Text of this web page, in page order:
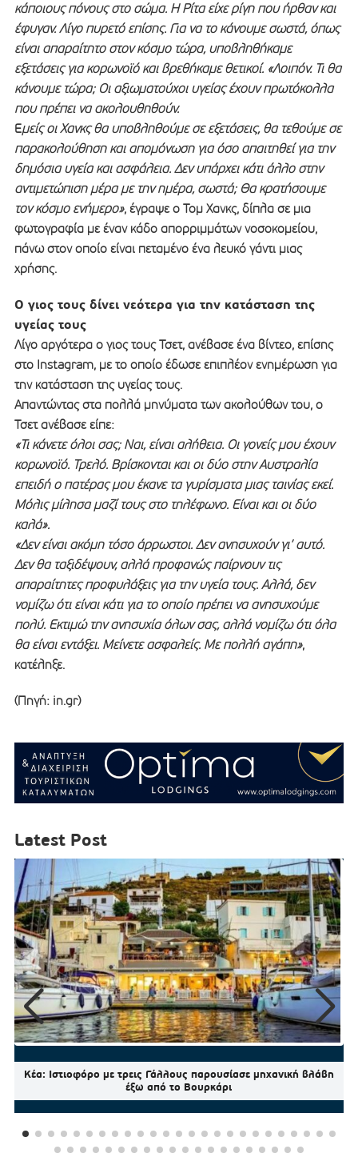
κάποιους πόνους στο σώμα. Η Ρίτα είχε ρίγη που ήρθαν και
έφυγαν. Λίγο πυρετό επίσης. Για να το κάνουμε σωστά, όπως
είναι απαραίτητο στον κόσμο τώρα, υποβληθήκαμε
εξετάσεις για κορωνοϊό και βρεθήκαμε θετικοί. «Λοιπόν. Τι θα
κάνουμε τώρα; Οι αξιωματούχοι υγείας έχουν πρωτόκολλα
που πρέπει να ακολουθηθούν.
Εμείς οι Χανκς θα υποβληθούμε σε εξετάσεις, θα τεθούμε σε
παρακολούθηση και απομόνωση για όσο απαιτηθεί για την
δημόσια υγεία και ασφάλεια. Δεν υπάρχει κάτι άλλο στην
αντιμετώπιση μέρα με την ημέρα, σωστά; Θα κρατήσουμε
τον κόσμο ενήμερο», έγραψε ο Τομ Χανκς, δίπλα σε μια
φωτογραφία με έναν κάδο απορριμμάτων νοσοκομείου,
πάνω στον οποίο είναι πεταμένο ένα λευκό γάντι μιας
χρήσης.
Ο γιος τους δίνει νεότερα για την κατάσταση της
υγείας τους
Λίγο αργότερα ο γιος τους Τσετ, ανέβασε ένα βίντεο, επίσης
στο Instagram, με το οποίο έδωσε επιπλέον ενημέρωση για
την κατάσταση της υγείας τους.
Απαντώντας στα πολλά μηνύματα των ακολούθων του, ο
Τσετ ανέβασε είπε:
«Τι κάνετε όλοι σας; Ναι, είναι αλήθεια. Οι γονείς μου έχουν
κορωνοϊό. Τρελό. Βρίσκονται και οι δύο στην Αυστραλία
επειδή ο πατέρας μου έκανε τα γυρίσματα μιας ταινίας εκεί.
Μόλις μίλησα μαζί τους στο τηλέφωνο. Είναι και οι δύο
καλά».
«Δεν είναι ακόμη τόσο άρρωστοι. Δεν ανησυχούν γι’ αυτό.
Δεν θα ταξιδέψουν, αλλά προφανώς παίρνουν τις
απαραίτητες προφυλάξεις για την υγεία τους. Αλλά, δεν
νομίζω ότι είναι κάτι για το οποίο πρέπει να ανησυχούμε
πολύ. Εκτιμώ την ανησυχία όλων σας, αλλά νομίζω ότι όλα
θα είναι εντάξει. Μείνετε ασφαλείς. Με πολλή αγάπη»,
κατέληξε.
(Πηγή: in.gr)
Latest Post
Κέα: Ιστιοφόρο με τρεις Γάλλους παρουσίασε μηχανική βλάβη
έξω από το Βουρκάρι